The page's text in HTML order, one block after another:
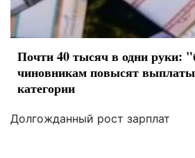
Почти 40 тысяч в одни руки:
чиновникам повысят
категории
Долгожданный рост зарплат